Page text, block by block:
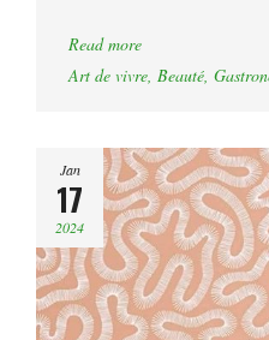
Read more
Art de vivre, Beauté,
Jan
17
2024